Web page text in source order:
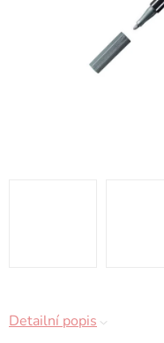
Detailní popis